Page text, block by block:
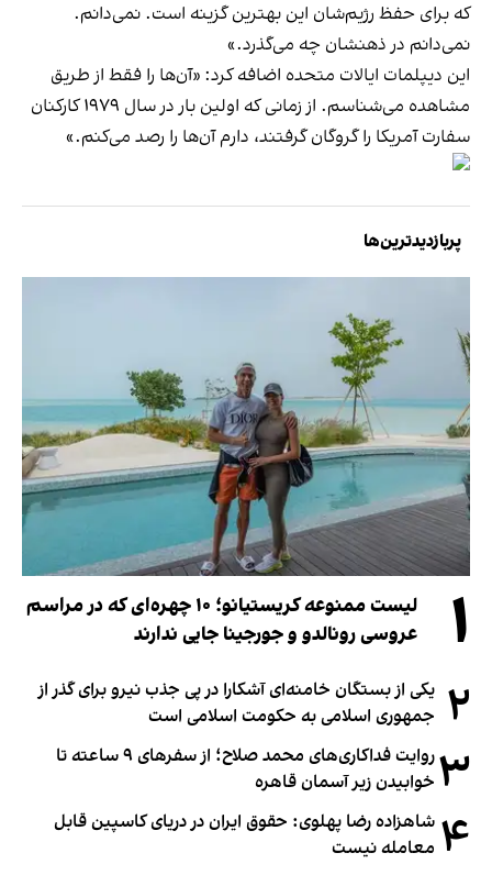
که برای حفظ رژیم‌شان این بهترین گزینه است. نمی‌دانم.
نمی‌دانم در ذهنشان چه می‌گذرد.»
این دیپلمات ایالات متحده اضافه کرد: «آن‌ها را فقط از طریق
مشاهده می‌شناسم. از زمانی که اولین بار در سال ۱۹۷۹ کارکنان
سفارت آمریکا را گروگان گرفتند، دارم آن‌ها را رصد می‌کنم.»
پربازدیدترین‌ها
۱
لیست ممنوعه کریستیانو؛ ۱۰ چهره‌ای که در مراسم
عروسی رونالدو و جورجینا جایی ندارند
۲ یکی از بستگان خامنه‌ای آشکارا در پی جذب نیرو برای گذر از
جمهوری اسلامی به حکومت اسلامی است
۳
روایت فداکاری‌های محمد صلاح؛ از سفرهای ۹ ساعته تا
خوابیدن زیر آسمان قاهره
۴ شاهزاده رضا پهلوی: حقوق ایران در دریای کاسپین قابل
معامله نیست